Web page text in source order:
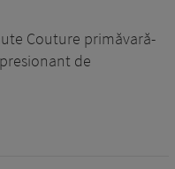
Couture primăvară-
de